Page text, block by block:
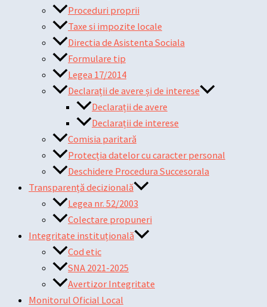
Proceduri proprii
Taxe si impozite locale
Directia de Asistenta Sociala
Formulare tip
Legea 17/2014
Declarații de avere și de interese
Declarații de avere
Declarații de interese
Comisia paritară
Protecția datelor cu caracter personal
Deschidere Procedura Succesorala
Transparență decizională
Legea nr. 52/2003
Colectare propuneri
Integritate instituțională
Cod etic
SNA 2021-2025
Avertizor Integritate
Monitorul Oficial Local